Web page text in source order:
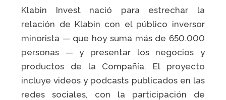
Klabin Invest nació para estrechar la
relación de Klabin con el público inversor
minorista — que hoy suma más de 650.000
personas — y presentar los negocios y
productos de la Compañía. El proyecto
incluye videos y podcasts publicados en las
redes sociales, con la participación de